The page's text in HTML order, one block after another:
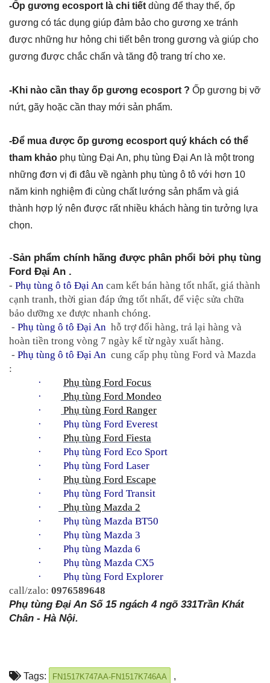
-Ốp gương ecosport là chi tiết dùng để thay thế, ốp
gương có tác dụng giúp đảm bảo cho gương xe tránh
được những hư hỏng chi tiết bên trong gương và giúp cho
gương được chắc chấn và tăng độ trang trí cho xe.
-Khi nào cần thay ốp gương ecosport ? Ốp gương bị vỡ
nứt, gãy hoặc cần thay mới sản phẩm.
-Để mua được ốp gương ecosport quý khách có thể
tham khảo phụ tùng Đại An, phụ tùng Đại An là một trong
những đơn vị đi đâu về ngành phụ tùng ô tô với hơn 10
năm kinh nghiệm đi cùng chất lướng sản phẩm và giá
thành hợp lý nên được rất nhiều khách hàng tin tưởng lựa
chọn.
-Sản phẩm chính hãng được phân phổi bởi phụ tùng
Ford Đại An .
- Phụ tùng ô tô Đại An cam kết bán hàng tốt nhất, giá thành
cạnh tranh, thời gian đáp ứng tốt nhất, để việc sửa chữa
bảo dưỡng xe được nhanh chóng.
- Phụ tùng ô tô Đại An hỗ trợ đổi hàng, trả lại hàng và
hoàn tiền trong vòng 7 ngày kể từ ngày xuất hàng.
- Phụ tùng ô tô Đại An cung cấp phụ tùng Ford và Mazda
:
· Phụ tùng Ford Focus
·
Phụ tùng Ford Mondeo
·
Phụ tùng Ford Ranger
·
Phụ tùng Ford Everest
· Phụ tùng Ford Fiesta
·
Phụ tùng Ford Eco Sport
·
Phụ tùng Ford Laser
· Phụ tùng Ford Escape
·
Phụ tùng Ford Transit
·
Phụ tùng Mazda 2
·
Phụ tùng Mazda BT50
·
Phụ tùng Mazda 3
·
Phụ tùng Mazda 6
·
Phụ tùng Mazda CX5
·
Phụ tùng Ford Explorer
call/zalo: 0976589648
Phụ tùng Đại An Số 15 ngách 4 ngõ 331Trần Khát
Chân - Hà Nội.
Tags: FN1517K747AA-FN1517K746AA ,